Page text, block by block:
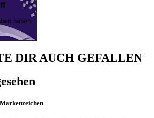
haben.
DIR AUCH GEFALLEN